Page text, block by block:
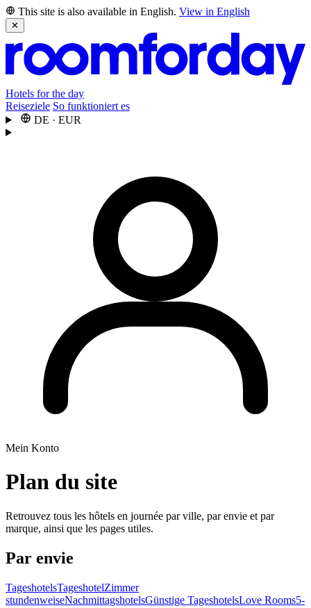
This site is also available in English. View in English
✕
Hotels for the day
Reiseziele So funktioniert es
DE · EUR
Mein Konto
Plan du site
Retrouvez tous les hôtels en journée par ville, par envie et par
marque, ainsi que les pages utiles.
Par envie
TageshotelsTageshotelZimmer
stundenweiseNachmittagshotelsGünstige TageshotelsLove Rooms5-